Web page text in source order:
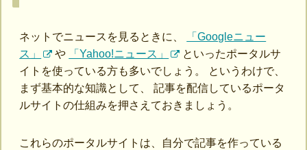
ネットでニュースを見るときに、
「Googleニュー
ス」
や 「Yahoo!ニュース」
といったポータルサ
イトを使っている方も多いでしょう。 というわけで、
まず基本的な知識として、 記事を配信しているポータ
ルサイトの仕組みを押さえておきましょう。
これらのポータルサイトは、自分で記事を作っている